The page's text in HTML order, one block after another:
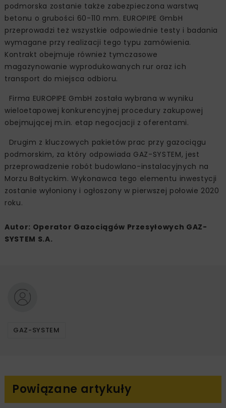
podmorska zostanie także zabezpieczona warstwą
betonu o grubości 60-110 mm. EUROPIPE GmbH
przeprowadzi też wszystkie odpowiednie testy i badania
wymagane przy realizacji tego typu zamówienia.
Kontrakt obejmuje również tymczasowe
magazynowanie wyprodukowanych rur oraz ich
transport do miejsca odbioru.
Firma EUROPIPE GmbH została wybrana w wyniku
wieloetapowej konkurencyjnej procedury zakupowej
obejmującej m.in. etap negocjacji z oferentami.
Drugim z kluczowych pakietów prac przy gazociągu
podmorskim, za który odpowiada GAZ-SYSTEM, jest
przeprowadzenie robót budowlano-instalacyjnych na
Morzu Bałtyckim. Wykonawca tego elementu inwestycji
zostanie wyłoniony i ogłoszony w pierwszej połowie 2020
roku.
Autor: Operator Gazociągów Przesyłowych GAZ-
SYSTEM S.A.
GAZ-SYSTEM
Powiązane artykuły